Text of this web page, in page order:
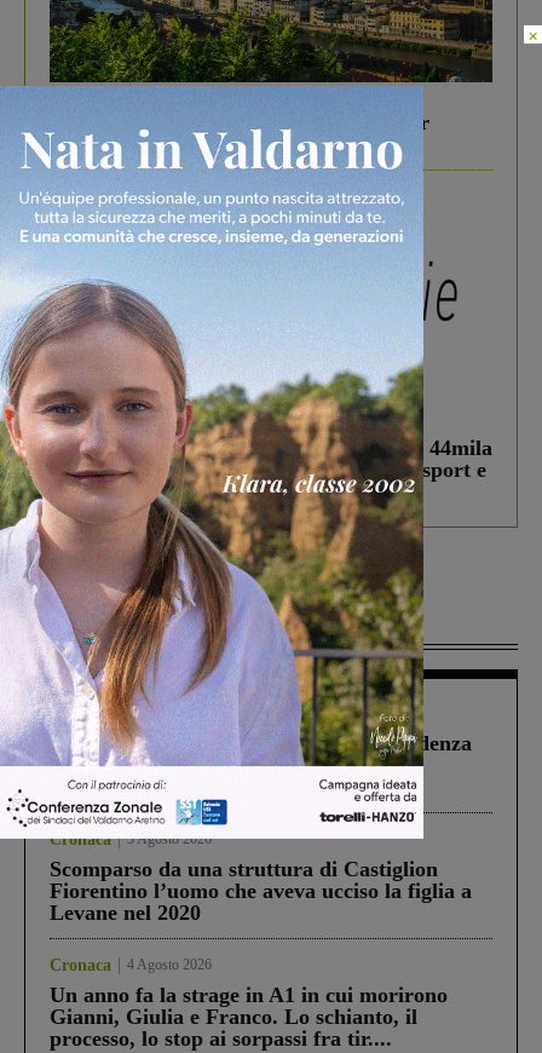
Gita di famiglia a Firenze: 5 idee per far
divertire i tuoi figli
In vetrina 3 Agosto 2026
Estra Notizie agosto: Smart Cities, oltre 44mila
studenti coinvolti, torna il bando per lo sport e
debutta il podcast Estrair
Più lette
Figline Incisa Valdarno 1 Agosto 2026
Piscina di Figline finanziata oltre la scadenza
Pnrr, il gruppo di Fratelli d’Italia: “Un
ringraziamento al Governo”
Cronaca 3 Agosto 2026
Scomparso da una struttura di Castiglion
Fiorentino l’uomo che aveva ucciso la figlia a
Levane nel 2020
Cronaca 4 Agosto 2026
Un anno fa la strage in A1 in cui morirono
Gianni, Giulia e Franco. Lo schianto, il
processo, lo stop ai sorpassi fra tir....
×